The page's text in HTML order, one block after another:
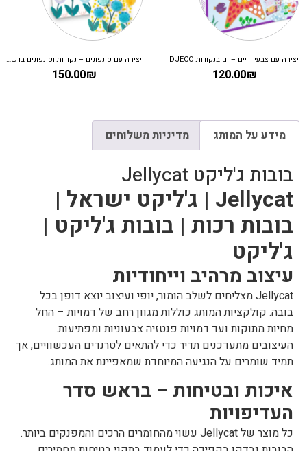
יצירה עם צבעי ידיים – ים בנקודות DJECO
120.00₪
יצירה עם פונפונים – נקודות ופונפונים בדשא DJECO
150.00₪
מידע על המותג מדיניות משלוחים
בובות ג'ליקט Jellycat
Jellycat | ג'ליקט ישראל |
בובות רכות | בובות ג'ליקט |
ג'ליקט
עיצוב מרהיב וייחודיות
Jellycat מצליחים לשלב הומור, יופי ועיצוב יוצא דופן בכל
בובה. קולקציות המותג כוללות מגוון רחב של דמויות – החל
מחיות מתוקות ועד דמויות פנטזיה צבעוניות ומפתיעות.
העיצובים מתעדכנים תדיר כדי להתאים לטרנדים העכשוויים, אך
תמיד שומרים על הנגיעה המיוחדת שמאפיינת את המותג.
איכות ובטיחות – בראש סדר
העדיפויות
כל מוצר של Jellycat עשוי מהחומרים הרכים והמפנקים ביותר.